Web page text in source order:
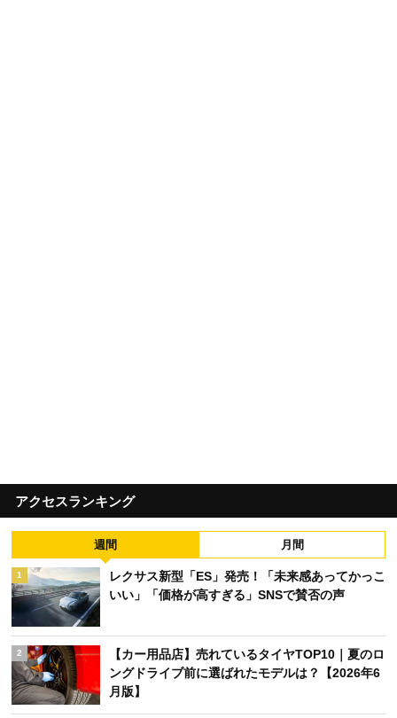
アクセスランキング
週間 月間
1
レクサス新型「ES」発売！「未来感あってかっこ
いい」「価格が高すぎる」SNSで賛否の声
2
【カー用品店】売れているタイヤTOP10｜夏のロ
ングドライブ前に選ばれたモデルは？【2026年6
月版】